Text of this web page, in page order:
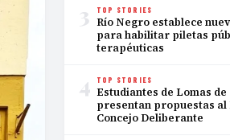
3 TOP STORIES
Río Negro establece
para habilitar piletas
terapéuticas
4 TOP STORIES
Estudiantes de Lomas
presentan propuestas al
Concejo Deliberante